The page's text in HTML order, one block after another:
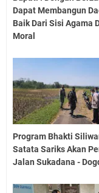
Dapat Membangun
Baik Dari Sisi Agama
Moral
Program Bhakti
Satata Sariks Akan
Jalan Sukadana -